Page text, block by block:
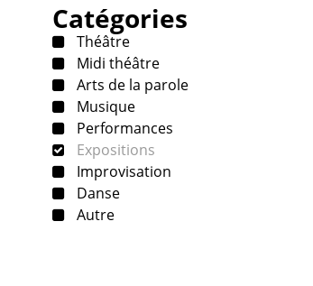
Catégories
Théâtre
Midi théâtre
Arts de la parole
Musique
Performances
Expositions
Improvisation
Danse
Autre